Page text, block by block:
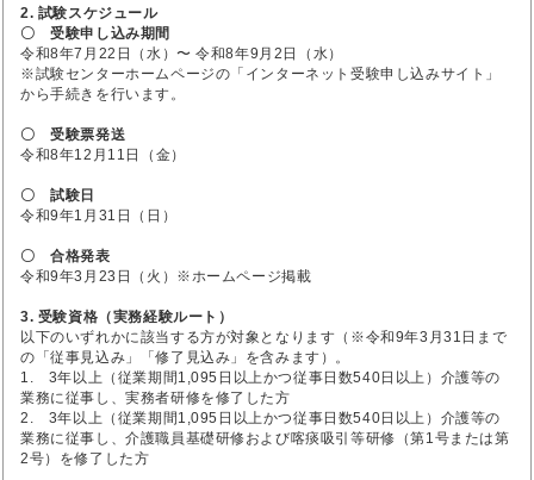
2. 試験スケジュール
〇 受験申し込み期間
令和8年7月22日（水）〜 令和8年9月2日（水）
※試験センターホームページの「インターネット受験申し込みサイト」
から手続きを行います。
〇 受験票発送
令和8年12月11日（金）
〇 試験日
令和9年1月31日（日）
〇 合格発表
令和9年3月23日（火）※ホームページ掲載
3. 受験資格（実務経験ルート）
以下のいずれかに該当する方が対象となります（※令和9年3月31日まで
の「従事見込み」「修了見込み」を含みます）。
1. 3年以上（従業期間1,095日以上かつ従事日数540日以上）介護等の
業務に従事し、実務者研修を修了した方
2. 3年以上（従業期間1,095日以上かつ従事日数540日以上）介護等の
業務に従事し、介護職員基礎研修および喀痰吸引等研修（第1号または第
2号）を修了した方